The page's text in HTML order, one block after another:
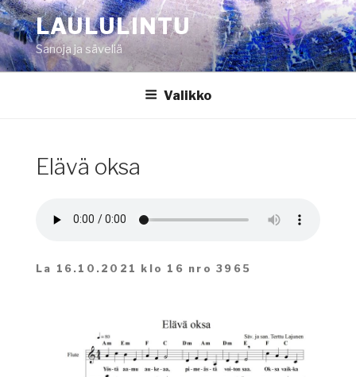
Siirry
sisältöönLAULULINTU
Sanoja ja säveliä
Valikko
Elävä oksa
La 16.10.2021 klo 16 nro 3965